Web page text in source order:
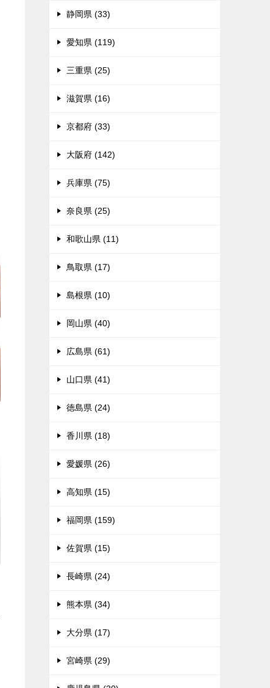
静岡県 (33)
愛知県 (119)
三重県 (25)
滋賀県 (16)
京都府 (33)
大阪府 (142)
兵庫県 (75)
奈良県 (25)
和歌山県 (11)
鳥取県 (17)
島根県 (10)
岡山県 (40)
広島県 (61)
山口県 (41)
徳島県 (24)
香川県 (18)
愛媛県 (26)
高知県 (15)
福岡県 (159)
佐賀県 (15)
長崎県 (24)
熊本県 (34)
大分県 (17)
宮崎県 (29)